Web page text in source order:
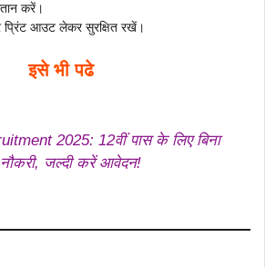
करें।
प्रिंट आउट लेकर सुरक्षित रखें।
इसे भी पढे
2025: 12वीं पास के लिए बिना
नौकरी, जल्दी करें आवेदन!